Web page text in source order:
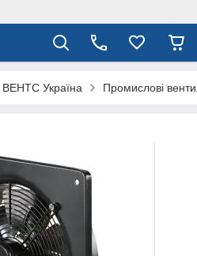
ВЕНТС Україна Промислові